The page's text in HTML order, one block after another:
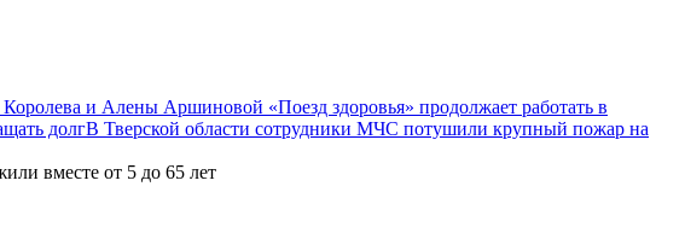
и Алены Аршиновой «Поезд здоровья» продолжает работать в
долгВ Тверской области сотрудники МЧС потушили крупный пожар на
вместе от 5 до 65 лет